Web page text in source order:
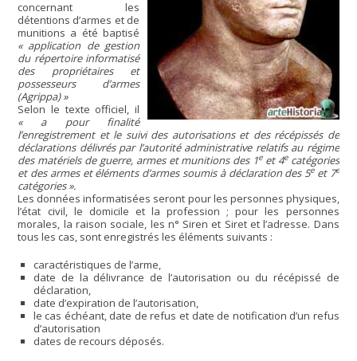
concernant les
détentions d’armes et de
munitions a été baptisé
« application de gestion
du répertoire informatisé
des propriétaires et
possesseurs d’armes
(Agrippa) »
Selon le texte officiel, il
« a pour finalité
l’enregistrement et le suivi des autorisations et des récépissés de
déclarations délivrés par l’autorité administrative relatifs au régime
des matériels de guerre, armes et munitions des 1eet 4ecatégories
et des armes et éléments d’armes soumis à déclaration des 5eet 7e
catégories ».
Les données informatisées seront pour les personnes physiques,
l’état civil, le domicile et la profession ; pour les personnes
morales, la raison sociale, les n° Siren et Siret et l’adresse. Dans
tous les cas, sont enregistrés les éléments suivants :
caractéristiques de l’arme,
date de la délivrance de l’autorisation ou du récépissé de
déclaration,
date d’expiration de l’autorisation,
le cas échéant, date de refus et date de notification d’un refus
d’autorisation
dates de recours déposés.